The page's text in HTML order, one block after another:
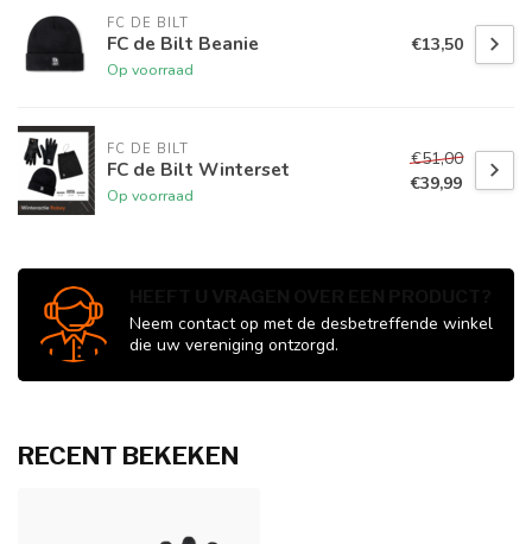
FC DE BILT
FC de Bilt Beanie
Op voorraad
€13,50
FC DE BILT
FC de Bilt Winterset
Op voorraad
€51,00
€39,99
Neem contact op met de desbetreffende winkel
die uw vereniging ontzorgd.
RECENT BEKEKEN